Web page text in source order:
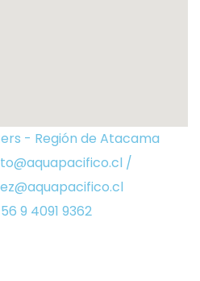
- Región de Atacama
/
9 4091 9362